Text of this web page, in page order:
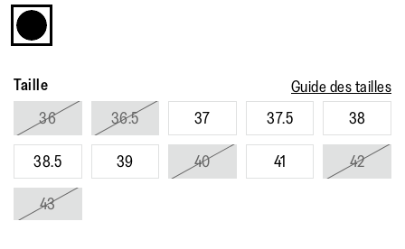
Taille
Guide des tailles
36
36.5 37 37.5 38
38.5 39 40 41 42
43